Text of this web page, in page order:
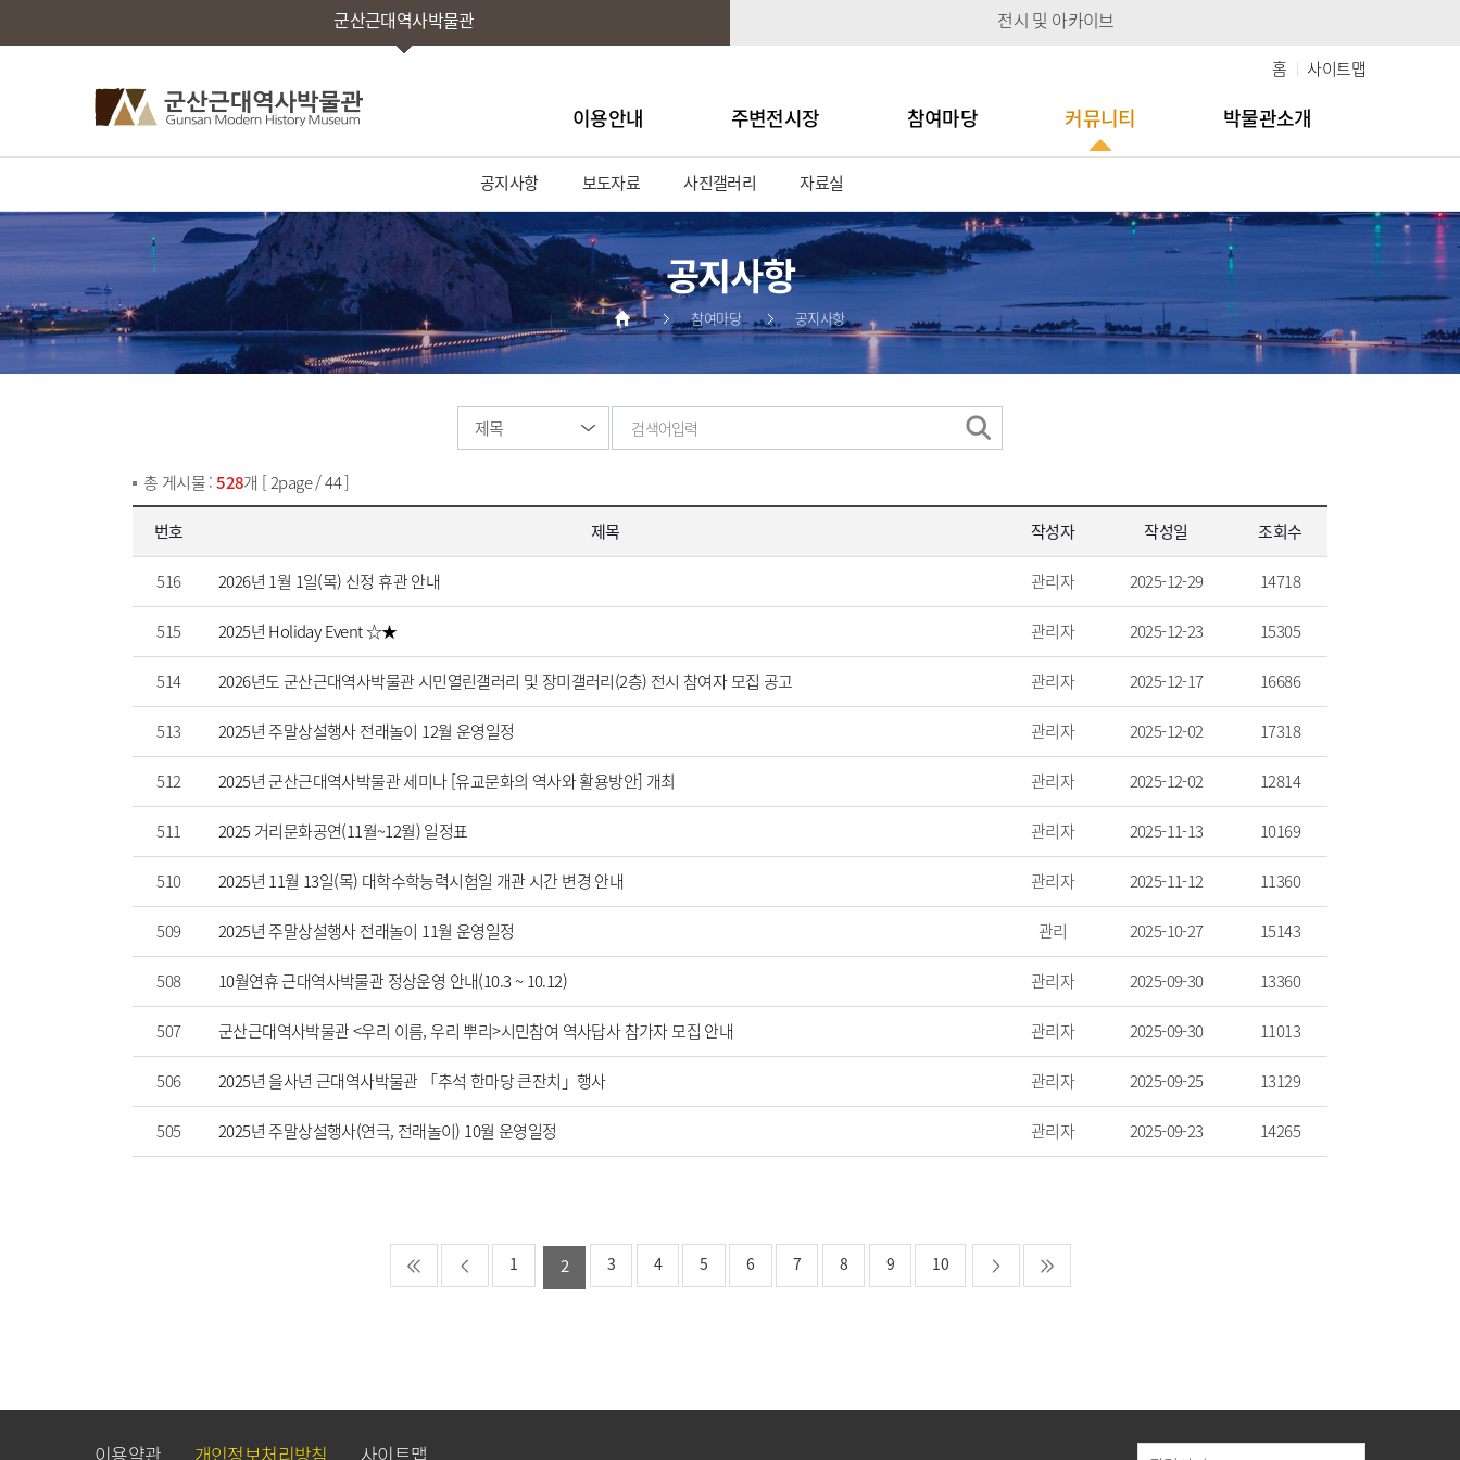
군산근대역사박물관 전시 및 아카이브
홈 사이트맵
이용안내 주변전시장 참여마당 커뮤니티 박물관소개
공지사항 보도자료 사진갤러리 자료실
공지사항
참여마당 공지사항
총 게시물 :528개 [ 2page / 44 ]
번호 제목 작성자 작성일 조회수
516 2026년 1월 1일(목) 신정 휴관 안내 관리자 2025-12-29 14718
515 2025년 Holiday Event ☆★ 관리자 2025-12-23 15305
514 2026년도 군산근대역사박물관 시민열린갤러리 및 장미갤러리(2층) 전시 참여자 모집 공고 관리자 2025-12-17 16686
513 2025년 주말상설행사 전래놀이 12월 운영일정 관리자 2025-12-02 17318
512 2025년 군산근대역사박물관 세미나 [유교문화의 역사와 활용방안] 개최 관리자 2025-12-02 12814
511 2025 거리문화공연(11월~12월) 일정표 관리자 2025-11-13 10169
510 2025년 11월 13일(목) 대학수학능력시험일 개관 시간 변경 안내 관리자 2025-11-12 11360
509 2025년 주말상설행사 전래놀이 11월 운영일정 관리 2025-10-27 15143
508 10월연휴 근대역사박물관 정상운영 안내(10.3 ~ 10.12) 관리자 2025-09-30 13360
507 군산근대역사박물관 <우리 이름, 우리 뿌리>시민참여 역사답사 참가자 모집 안내 관리자 2025-09-30 11013
506 2025년 을사년 근대역사박물관 「추석 한마당 큰잔치」행사 관리자 2025-09-25 13129
505 2025년 주말상설행사(연극, 전래놀이) 10월 운영일정 관리자 2025-09-23 14265
1 2 3 4 5 6 7 8 9 10
이용약관 개인정보처리방침 사이트맵